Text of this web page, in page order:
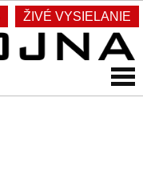
ŽIVÉ VYSIELANIE